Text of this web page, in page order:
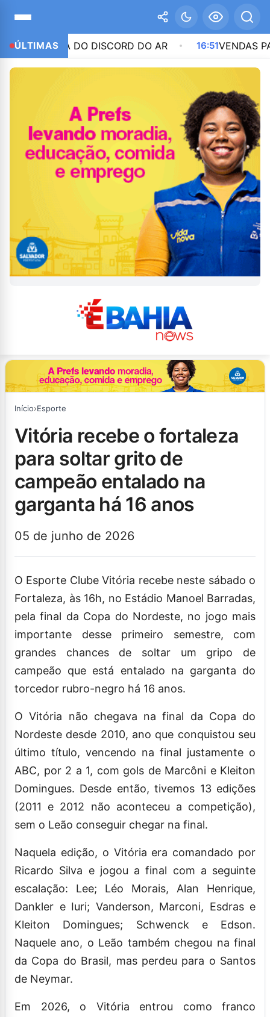
ÚLTIMAS
DO DISCORD DO AR 16:51 VENDAS PARA A
Início›Esporte
vitória recebe o fortaleza
para soltar grito de
campeão entalado na
garganta há 16 anos
05 de junho de 2026
O Esporte Clube Vitória recebe neste sábado o
Fortaleza, às 16h, no Estádio Manoel Barradas,
pela final da Copa do Nordeste, no jogo mais
importante desse primeiro semestre, com
grandes chances de soltar um gripo de
campeão que está entalado na garganta do
torcedor rubro-negro há 16 anos.
O Vitória não chegava na final da Copa do
Nordeste desde 2010, ano que conquistou seu
último título, vencendo na final justamente o
ABC, por 2 a 1, com gols de Marcôni e Kleiton
Domingues. Desde então, tivemos 13 edições
(2011 e 2012 não aconteceu a competição),
sem o Leão conseguir chegar na final.
Naquela edição, o Vitória era comandado por
Ricardo Silva e jogou a final com a seguinte
escalação: Lee; Léo Morais, Alan Henrique,
Dankler e Iuri; Vanderson, Marconi, Esdras e
Kleiton Domingues; Schwenck e Edson.
Naquele ano, o Leão também chegou na final
da Copa do Brasil, mas perdeu para o Santos
de Neymar.
Em 2026, o Vitória entrou como franco